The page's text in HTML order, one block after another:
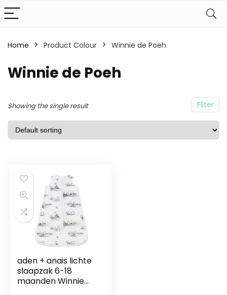
Home Product Colour Winnie de Poeh
Winnie de Poeh
Filter
Showing the single result
aden + anais lichte
slaapzak 6-18
maanden Winnie